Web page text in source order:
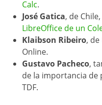
Calc.
José Gatica, de
LibreOffice de un
Klaibson Ribeiro,
Online.
Gustavo Pacheco,
de la importancia
TDF.